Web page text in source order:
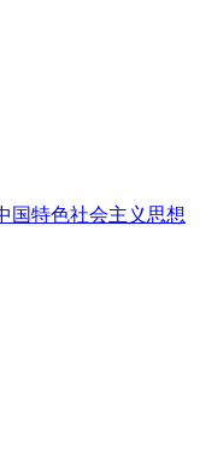
国特色社会主义思想